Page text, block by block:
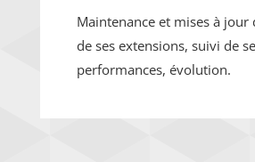
Maintenance et mises à jour
de ses extensions, suivi de
performances, évolution.